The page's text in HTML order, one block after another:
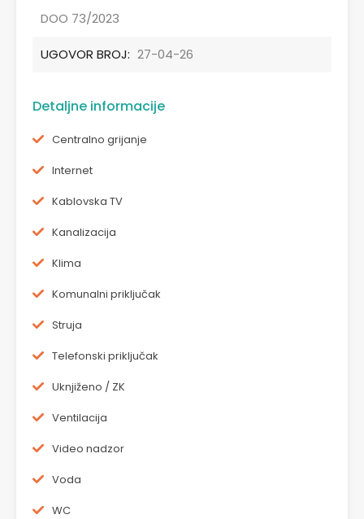
DOO 73/2023
UGOVOR BROJ: 27-04-26
Detaljne informacije
Centralno grijanje
Internet
Kablovska TV
Kanalizacija
Klima
Komunalni priključak
Struja
Telefonski priključak
Uknjiženo / ZK
Ventilacija
Video nadzor
Voda
WC